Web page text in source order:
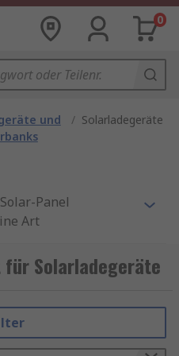
0
und
/ Solarladegeräte
Panel
Art
zu versorgen.
Solarenergie von
Gerät oder oder
Sie sind
Solarladegeräte